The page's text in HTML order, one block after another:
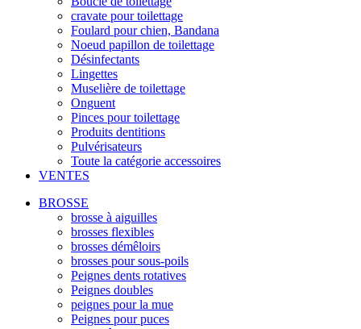
cravate pour toilettage
Foulard pour chien, Bandana
Noeud papillon de toilettage
Désinfectants
Lingettes
Muselière de toilettage
Onguent
Pinces pour toilettage
Produits dentitions
Pulvérisateurs
Toute la catégorie accessoires
VENTES
BROSSE
brosse à aiguilles
brosses flexibles
brosses démêloirs
brosses pour sous-poils
Peignes dents rotatives
Peignes doubles
peignes pour la mue
Peignes pour puces